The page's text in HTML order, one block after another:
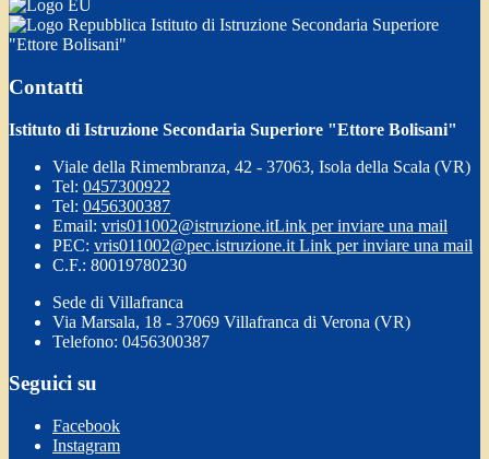
Istituto di Istruzione Secondaria Superiore
"Ettore Bolisani"
Contatti
Istituto di Istruzione Secondaria Superiore "Ettore Bolisani"
Viale della Rimembranza, 42 - 37063, Isola della Scala (VR)
Tel: 0457300922
Tel: 0456300387
Email: vris011002@istruzione.itLink per inviare una mail
PEC: vris011002@pec.istruzione.it Link per inviare una mail
C.F.: 80019780230
Sede di Villafranca
Via Marsala, 18 - 37069 Villafranca di Verona (VR)
Telefono: 0456300387
Seguici su
Facebook
Instagram